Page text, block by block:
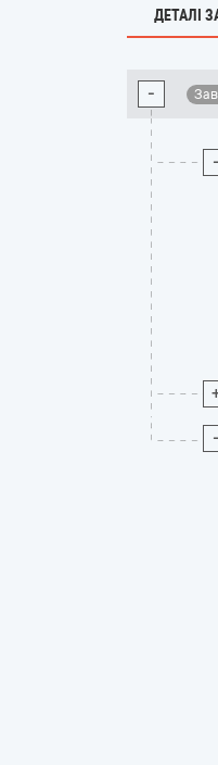
ДЕТАЛІ
-
-
-